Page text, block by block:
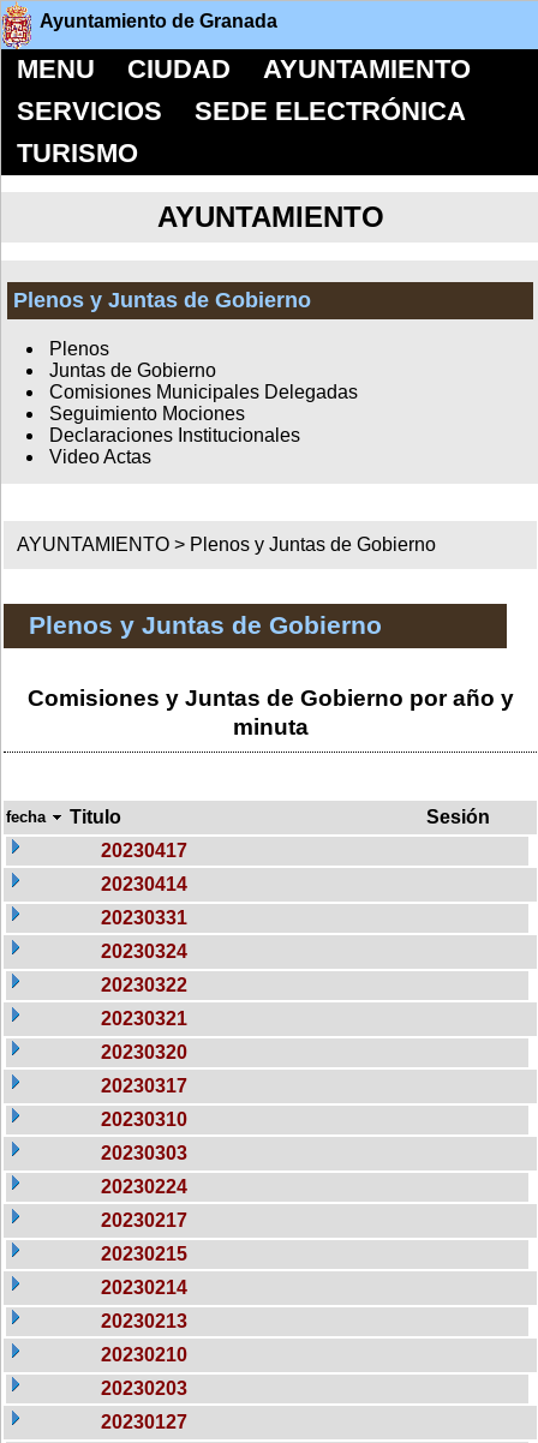
Ayuntamiento de Granada
MENU CIUDAD
AYUNTAMIENTO
SERVICIOS
SEDE ELECTRÓNICA
TURISMO
AYUNTAMIENTO
Plenos y Juntas de Gobierno
Plenos
Juntas de Gobierno
Comisiones Municipales Delegadas
Seguimiento Mociones
Declaraciones Institucionales
Video Actas
AYUNTAMIENTO > Plenos y Juntas de Gobierno
Plenos y Juntas de Gobierno
Comisiones y Juntas de Gobierno por año y
minuta
fecha Titulo
Sesión
20230417
20230414
20230331
20230324
20230322
20230321
20230320
20230317
20230310
20230303
20230224
20230217
20230215
20230214
20230213
20230210
20230203
20230127